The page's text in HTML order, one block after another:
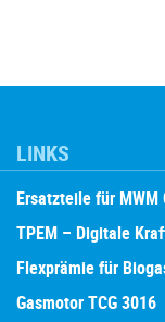
LINKS
Ersatzteile für
TPEM – Digitale
Flexprämie für
Gasmotor TCG 3016